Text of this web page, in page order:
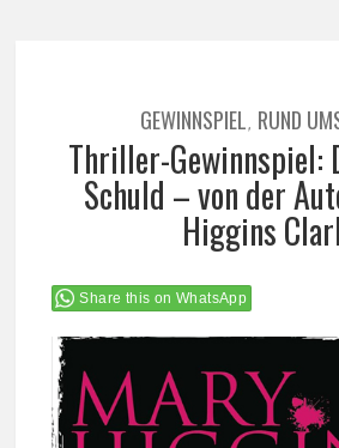
GEWINNSPIEL, RUND
Thriller-Gewinnspiel:
Schuld – von der
Higgins
Share this on WhatsApp